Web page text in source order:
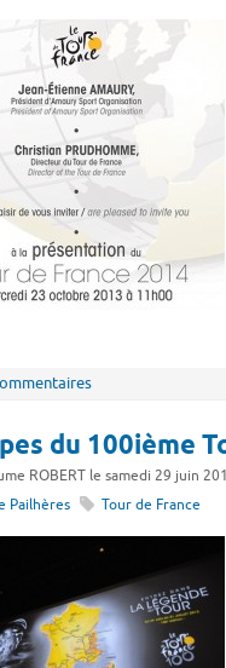
du 100ième
ROBERT le samedi 29 juin
Pailhères
Tour de France